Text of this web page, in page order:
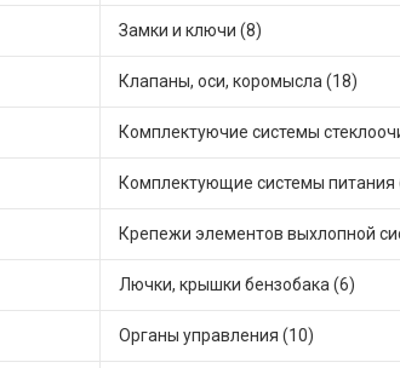
Замки и ключи (8)
Клапаны, оси, коромысла (18)
Комплектуючие системы
Комплектующие системы питания
Крепежи элементов выхлопной
Лючки, крышки бензобака (6)
Органы управления (10)